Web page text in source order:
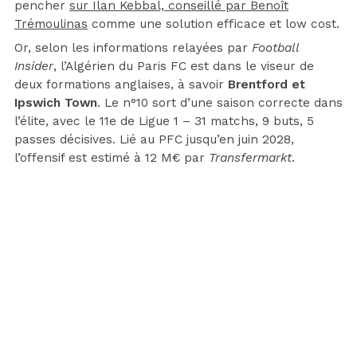
pencher sur Ilan Kebbal, conseillé par Benoît
Trémoulinas comme une solution efficace et low cost.
Or, selon les informations relayées par Football
Insider, l’Algérien du Paris FC est dans le viseur de
deux formations anglaises, à savoir Brentford et
Ipswich Town. Le n°10 sort d’une saison correcte dans
l’élite, avec le 11e de Ligue 1 – 31 matchs, 9 buts, 5
passes décisives. Lié au PFC jusqu’en juin 2028,
l’offensif est estimé à 12 M€ par Transfermarkt.